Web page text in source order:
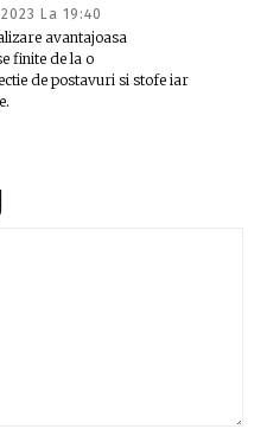
La 19:40
avantajoasa
finite de la o
de postavuri si stofe iar